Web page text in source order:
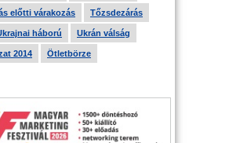
előtti várakozás Tőzsdezárás
háború Ukrán válság
2014 Ötletbörze